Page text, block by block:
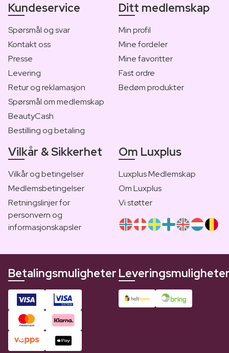
Kundeservice
Spørsmål og svar
Kontakt oss
Presse
Levering
Retur og reklamasjon
Spørsmål om medlemskap
BeautyCash
Bestilling og betaling
Ditt medlemskap
Min profil
Mine fordeler
Mine favoritter
Fast ordre
Bedøm produkter
Vilkår & Sikkerhet
Vilkår og betingelser
Medlemsbetingelser
Retningslinjer for
personvern og
informasjonskapsler
Om Luxplus
Luxplus Medlemskap
Om Luxplus
Vi støtter
Betalingsmuligheter